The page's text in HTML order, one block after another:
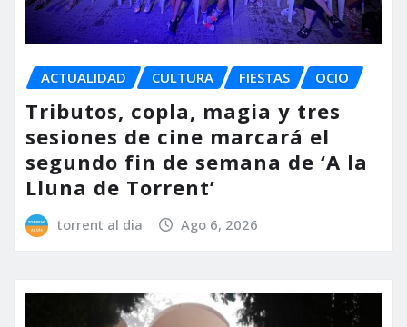
ACTUALIDAD CULTURA FIESTAS OCIO
Tributos, copla, magia y tres
sesiones de cine marcará el
segundo fin de semana de ‘A la
Lluna de Torrent’
torrent al dia Ago 6, 2026